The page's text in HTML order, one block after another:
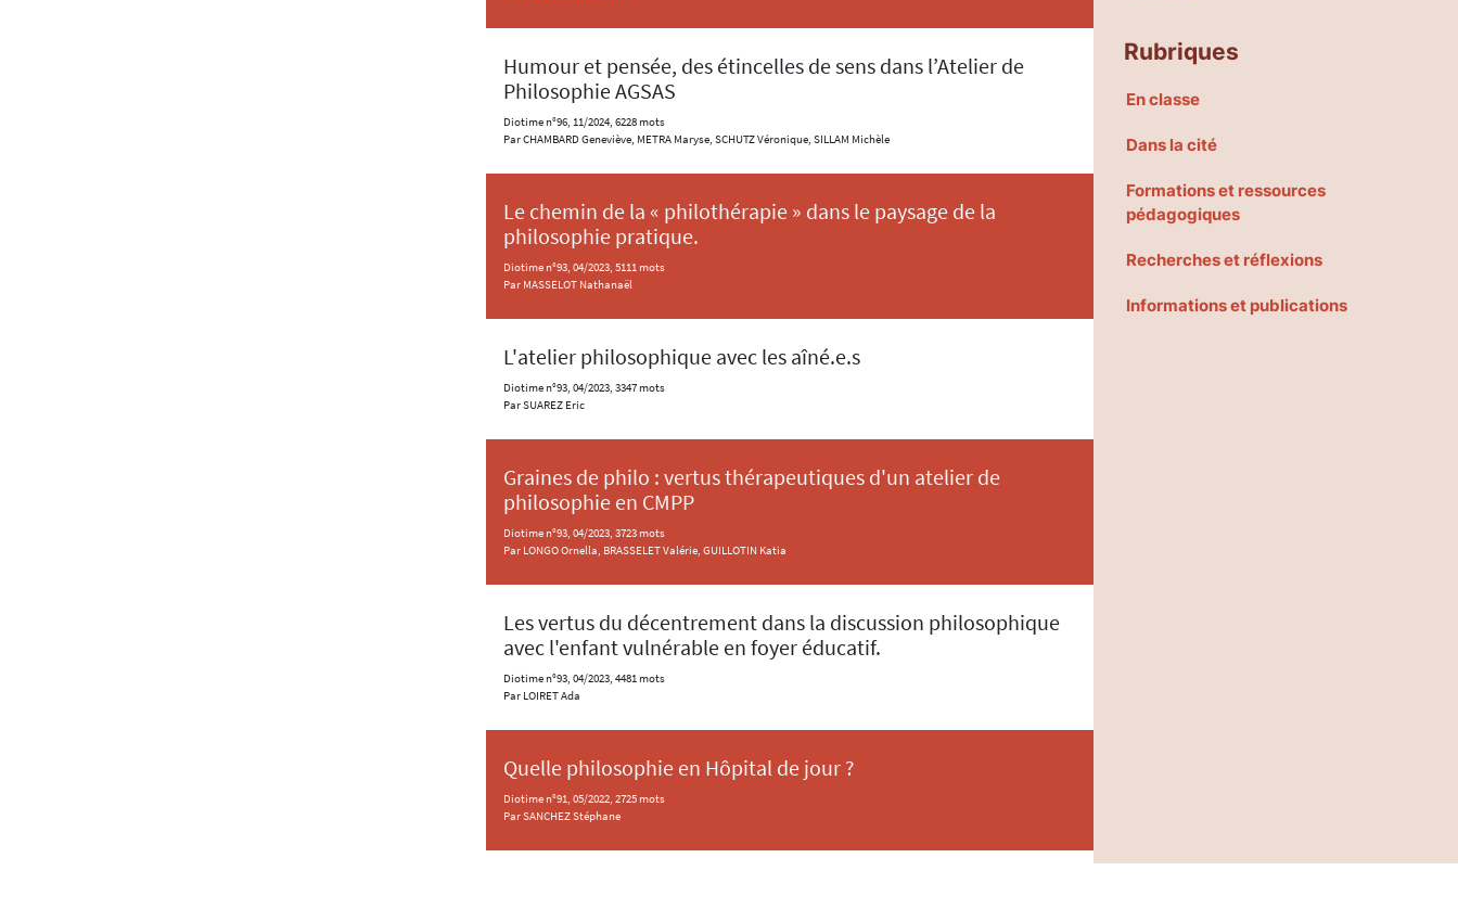
Humour et pensée, des étincelles de sens dans l’Atelier de
Philosophie AGSAS
Diotime n°96, 11/2024, 6228 mots
Par CHAMBARD Geneviève, METRA Maryse, SCHUTZ Véronique, SILLAM Michèle
Le chemin de la « philothérapie » dans le paysage de la
philosophie pratique.
Diotime n°93, 04/2023, 5111 mots
Par MASSELOT Nathanaël
L'atelier philosophique avec les aîné.e.s
Diotime n°93, 04/2023, 3347 mots
Par SUAREZ Eric
Graines de philo : vertus thérapeutiques d'un atelier de
philosophie en CMPP
Diotime n°93, 04/2023, 3723 mots
Par LONGO Ornella, BRASSELET Valérie, GUILLOTIN Katia
Les vertus du décentrement dans la discussion philosophique
avec l'enfant vulnérable en foyer éducatif.
Diotime n°93, 04/2023, 4481 mots
Par LOIRET Ada
Quelle philosophie en Hôpital de jour ?
Diotime n°91, 05/2022, 2725 mots
Par SANCHEZ Stéphane
Rubriques
En classe
Dans la cité
Formations et ressources
pédagogiques
Recherches et réflexions
Informations et publications